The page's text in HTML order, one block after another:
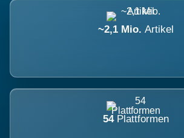
~2,1 Mio. Artikel
54 Plattformen